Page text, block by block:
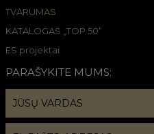
TVARUMAS
KATALOGAS „TOP 50“
ES projektai
PARAŠYKITE MUMS: